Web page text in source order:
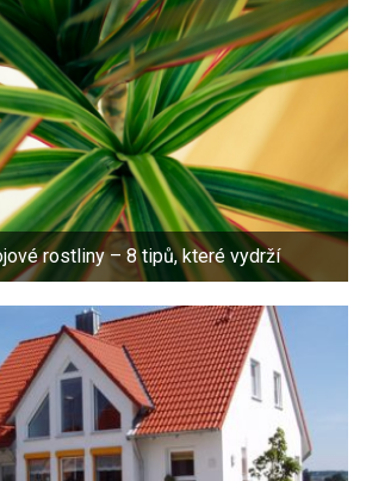
rostliny – 8 tipů, které vydrží